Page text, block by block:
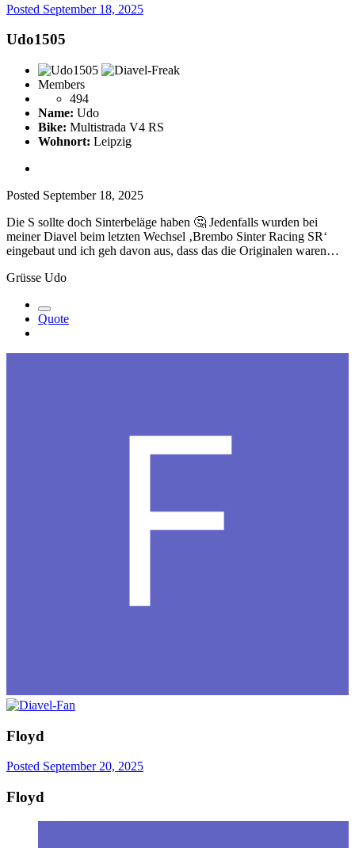
Posted September 18, 2025
Udo1505
Members
494
Name: Udo
Bike: Multistrada V4 RS
Wohnort: Leipzig
Posted September 18, 2025
Die S sollte doch Sinterbeläge haben 🤔 Jedenfalls wurden bei
meiner Diavel beim letzten Wechsel ‚Brembo Sinter Racing SR‘
eingebaut und ich geh davon aus, dass das die Originalen waren…
Grüsse Udo
Quote
Floyd
Posted September 20, 2025
Floyd